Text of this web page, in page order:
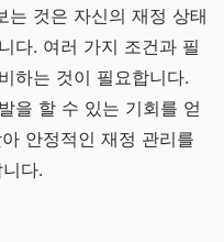
는 것은 자신의 재정 상태
다. 여러 가지 조건과 필
하는 것이 필요합니다.
을 할 수 있는 기회를 얻
안정적인 재정 관리를
다.